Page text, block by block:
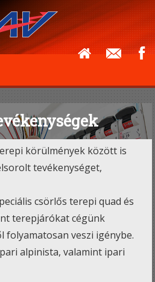
körülmények között is
tevékenységet,
csörlős terepi quad és
terepjárókat cégünk
folyamatosan veszi igénybe.
alpinista, valamint ipari